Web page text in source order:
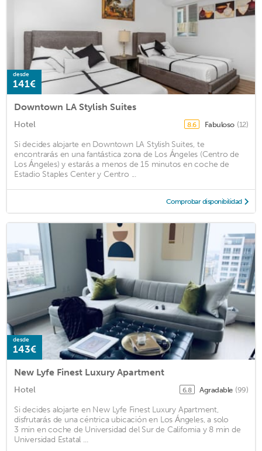
desde
141€
Downtown LA Stylish Suites
Hotel 8.6 Fabuloso (12)
Si decides alojarte en Downtown LA Stylish Suites, te
encontrarás en una fantástica zona de Los Ángeles (Centro de
Los Ángeles) y estarás a menos de 15 minutos en coche de
Estadio Staples Center y Centro ...
Comprobar disponibilidad
desde
143€
New Lyfe Finest Luxury Apartment
Hotel 6.8 Agradable (99)
Si decides alojarte en New Lyfe Finest Luxury Apartment,
disfrutarás de una céntrica ubicación en Los Ángeles, a solo
3 min en coche de Universidad del Sur de California y 8 min de
Universidad Estatal ...